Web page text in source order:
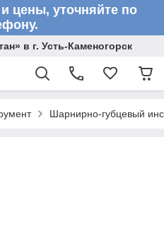
цены, уточняйте по
в г. Усть-Каменогорск
Шарнирно-губцевый